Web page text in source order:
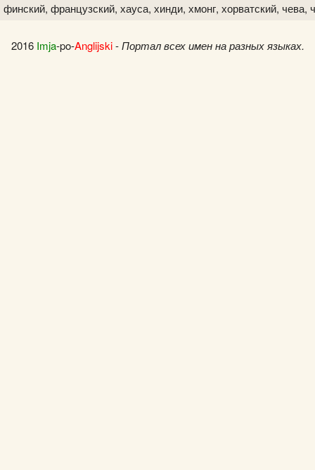
финский, французский, хауса, хинди, хмонг, хорватский,
2016 Imja-po-Anglijski-Портал всех имен на разных языках.